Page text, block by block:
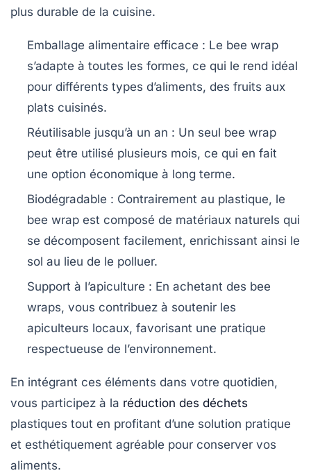
plus durable de la cuisine.
Emballage alimentaire efficace : Le bee wrap
s’adapte à toutes les formes, ce qui le rend idéal
pour différents types d’aliments, des fruits aux
plats cuisinés.
Réutilisable jusqu’à un an : Un seul bee wrap
peut être utilisé plusieurs mois, ce qui en fait
une option économique à long terme.
Biodégradable : Contrairement au plastique, le
bee wrap est composé de matériaux naturels qui
se décomposent facilement, enrichissant ainsi le
sol au lieu de le polluer.
Support à l’apiculture : En achetant des bee
wraps, vous contribuez à soutenir les
apiculteurs locaux, favorisant une pratique
respectueuse de l’environnement.
En intégrant ces éléments dans votre quotidien,
vous participez à la réduction des déchets
plastiques tout en profitant d’une solution pratique
et esthétiquement agréable pour conserver vos
aliments.